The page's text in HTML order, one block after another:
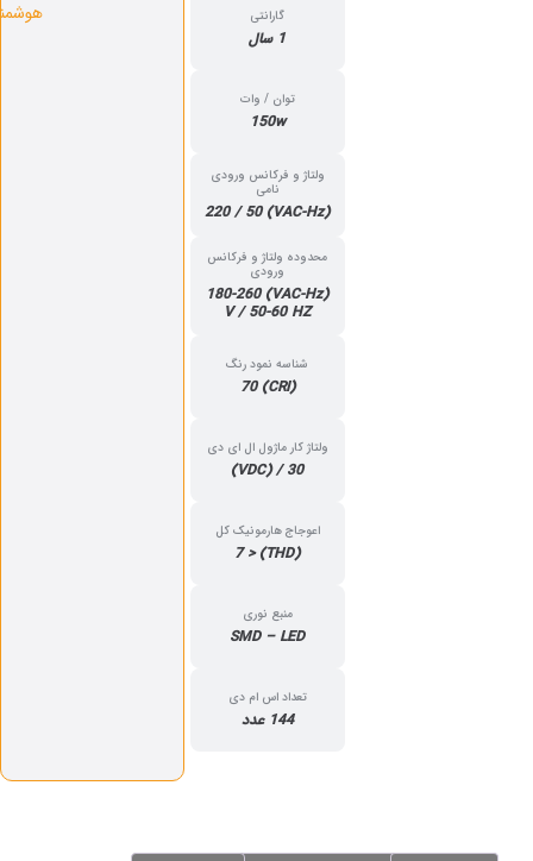
گارانتی
توان / وات
150w
ولتاژ و فرکانس ورودی
نامی
محدوده ولتاژ و فرکانس
ورودی
(VAC-Hz) 180-260
V / 50-60 HZ
شناسه نمود رنگ
ولتاژ کار ماژول ال ای دی
30 / (VDC)
اعوجاج هارمونیک کل
منبع نوری
SMD – LED
تعداد اس ام دی
144 عدد
هوشمند